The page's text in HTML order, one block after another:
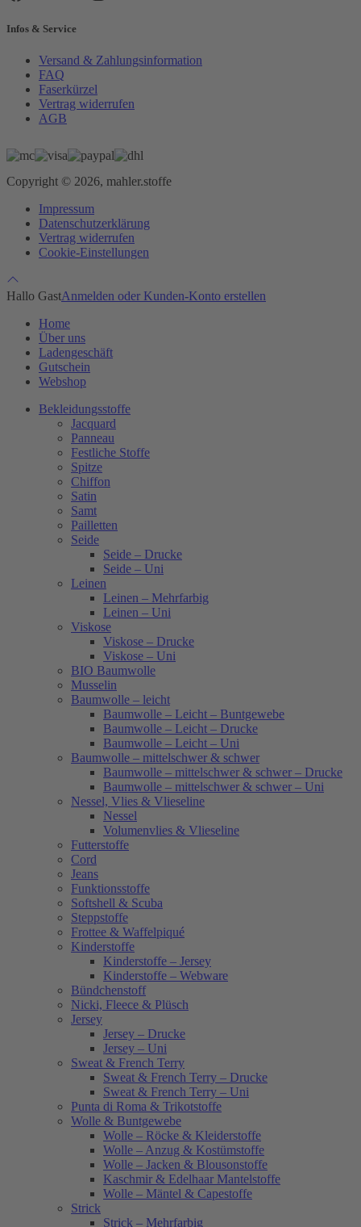
Infos & Service
Versand & Zahlungsinformation
FAQ
Faserkürzel
Vertrag widerrufen
AGB
Copyright © 2026, mahler.stoffe
Impressum
Datenschutzerklärung
Vertrag widerrufen
Cookie-Einstellungen
Hallo GastAnmelden oder Kunden-Konto erstellen
Home
Über uns
Ladengeschäft
Gutschein
Webshop
Bekleidungsstoffe
Jacquard
Panneau
Festliche Stoffe
Spitze
Chiffon
Satin
Samt
Pailletten
Seide
Seide – Drucke
Seide – Uni
Leinen
Leinen – Mehrfarbig
Leinen – Uni
Viskose
Viskose – Drucke
Viskose – Uni
BIO Baumwolle
Musselin
Baumwolle – leicht
Baumwolle – Leicht – Buntgewebe
Baumwolle – Leicht – Drucke
Baumwolle – Leicht – Uni
Baumwolle – mittelschwer & schwer
Baumwolle – mittelschwer & schwer – Drucke
Baumwolle – mittelschwer & schwer – Uni
Nessel, Vlies & Vlieseline
Nessel
Volumenvlies & Vlieseline
Futterstoffe
Cord
Jeans
Funktionsstoffe
Softshell & Scuba
Steppstoffe
Frottee & Waffelpiqué
Kinderstoffe
Kinderstoffe – Jersey
Kinderstoffe – Webware
Bündchenstoff
Nicki, Fleece & Plüsch
Jersey
Jersey – Drucke
Jersey – Uni
Sweat & French Terry
Sweat & French Terry – Drucke
Sweat & French Terry – Uni
Punta di Roma & Trikotstoffe
Wolle & Buntgewebe
Wolle – Röcke & Kleiderstoffe
Wolle – Anzug & Kostümstoffe
Wolle – Jacken & Blousonstoffe
Kaschmir & Edelhaar Mantelstoffe
Wolle – Mäntel & Capestoffe
Strick
Strick – Mehrfarbig